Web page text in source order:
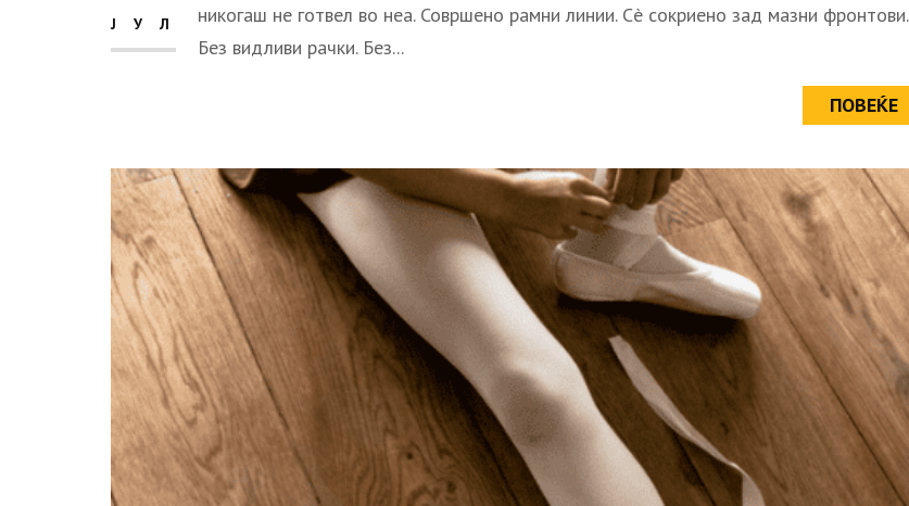
ЈУЛ
никогаш не готвел во неа. Совршено рамни линии. Сè сокриено зад мазни фронтови.
Без видливи рачки. Без...
ПОВЕЌЕ